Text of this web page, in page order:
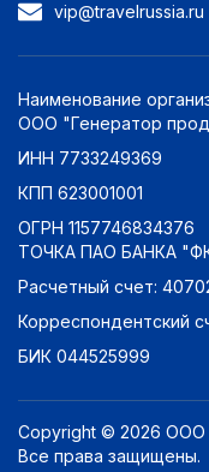
vip@travelrussia.ru
Наименование
ООО "Генератор
ИНН 7733249369
КПП 623001001
ОГРН 1157746834376
ТОЧКА ПАО БАНКА
Расчетный счет:
Корреспондентский
БИК 044525999
Copyright © 2026 ООО
Все права защищены.